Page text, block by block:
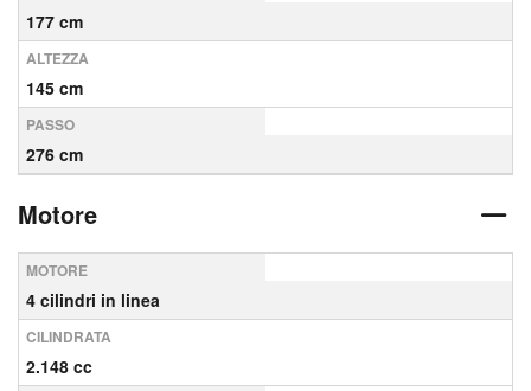
177 cm
ALTEZZA
145 cm
PASSO
276 cm
Motore
MOTORE
4 cilindri in linea
CILINDRATA
2.148 cc